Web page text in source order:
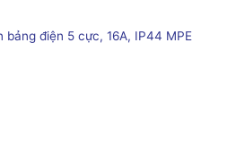
điện 5 cực, 16A, IP44 MPE